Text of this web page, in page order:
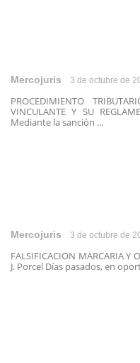
Mercojuris 3 de octubre de
PROCEDIMIENTO
VINCULANTE Y SU
Mediante la sanción ...
Mercojuris 3 de octubre de
FALSIFICACION MARCARIA Y
J. Porcel Días pasados, en